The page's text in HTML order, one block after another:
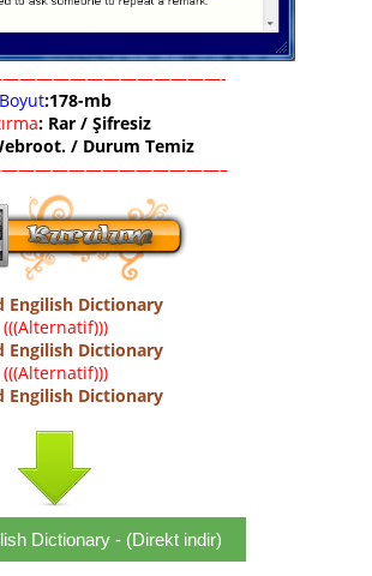
Boyut:178-mb
: Rar / Şifresiz
/ Durum Temiz
Engilish Dictionary
(((Alternatif)))
Engilish Dictionary
(((Alternatif)))
Engilish Dictionary
Dictionary - (Direkt indir)